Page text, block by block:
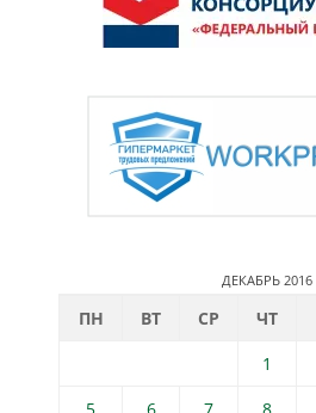
ДЕКАБРЬ 2016
ПН ВТ СР ЧТ
1
5
6 7 8